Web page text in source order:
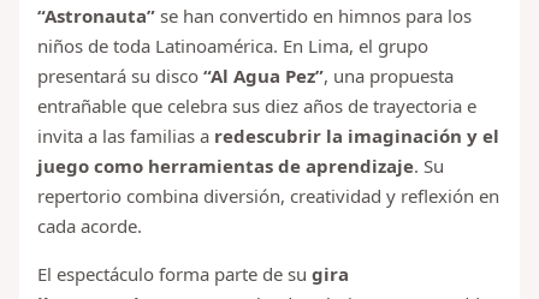
“Astronauta” se han convertido en himnos para los
niños de toda Latinoamérica. En Lima, el grupo
presentará su disco“Al Agua Pez”, una propuesta
entrañable que celebra sus diez años de trayectoria e
invita a las familias a redescubrir la imaginación y el
juego como herramientas de aprendizaje. Su
repertorio combina diversión, creatividad y reflexión en
cada acorde.
El espectáculo forma parte de sugira